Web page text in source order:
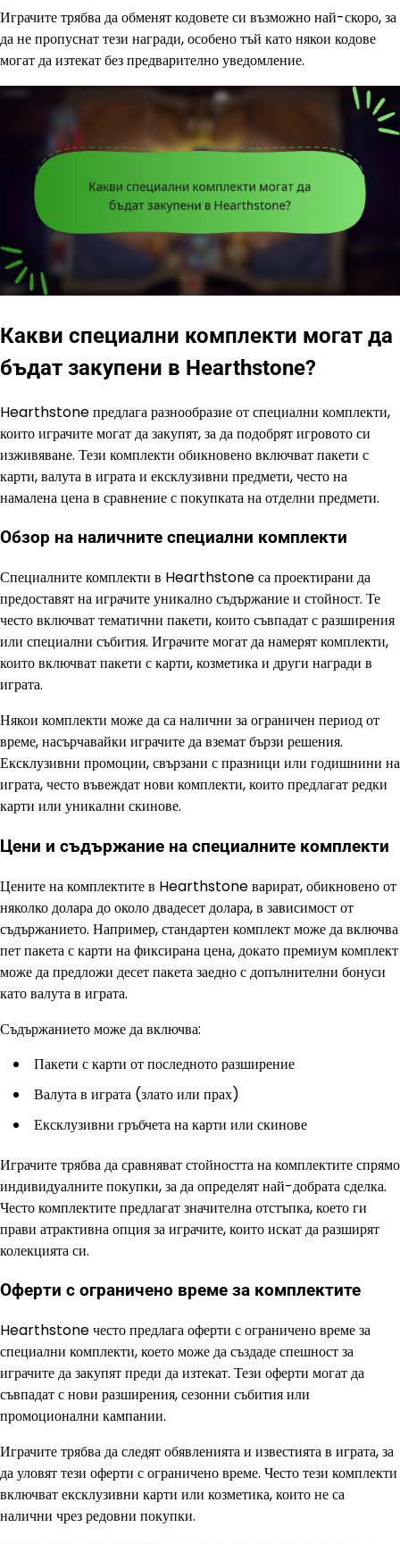
Играчите трябва да обменят кодовете си възможно най-скоро, за
да не пропуснат тези награди, особено тъй като някои кодове
могат да изтекат без предварително уведомление.
Какви специални комплекти могат да
бъдат закупени в Hearthstone?
Hearthstone предлага разнообразие от специални комплекти,
които играчите могат да закупят, за да подобрят игровото си
изживяване. Тези комплекти обикновено включват пакети с
карти, валута в играта и ексклузивни предмети, често на
намалена цена в сравнение с покупката на отделни предмети.
Обзор на наличните специални комплекти
Специалните комплекти в Hearthstone са проектирани да
предоставят на играчите уникално съдържание и стойност. Те
често включват тематични пакети, които съвпадат с разширения
или специални събития. Играчите могат да намерят комплекти,
които включват пакети с карти, козметика и други награди в
играта.
Някои комплекти може да са налични за ограничен период от
време, насърчавайки играчите да вземат бързи решения.
Ексклузивни промоции, свързани с празници или годишнини на
играта, често въвеждат нови комплекти, които предлагат редки
карти или уникални скинове.
Цени и съдържание на специалните комплекти
Цените на комплектите в Hearthstone варират, обикновено от
няколко долара до около двадесет долара, в зависимост от
съдържанието. Например, стандартен комплект може да включва
пет пакета с карти на фиксирана цена, докато премиум комплект
може да предложи десет пакета заедно с допълнителни бонуси
като валута в играта.
Съдържанието може да включва:
Пакети с карти от последното разширение
Валута в играта (злато или прах)
Ексклузивни гръбчета на карти или скинове
Играчите трябва да сравняват стойността на комплектите спрямо
индивидуалните покупки, за да определят най-добрата сделка.
Често комплектите предлагат значителна отстъпка, което ги
прави атрактивна опция за играчите, които искат да разширят
колекцията си.
Оферти с ограничено време за комплектите
Hearthstone често предлага оферти с ограничено време за
специални комплекти, което може да създаде спешност за
играчите да закупят преди да изтекат. Тези оферти могат да
съвпадат с нови разширения, сезонни събития или
промоционални кампании.
Играчите трябва да следят обявленията и известията в играта, за
да уловят тези оферти с ограничено време. Често тези комплекти
включват ексклузивни карти или козметика, които не са
налични чрез редовни покупки.